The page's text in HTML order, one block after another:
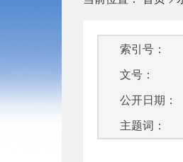
索引号：
文号：
公开日期：
主题词：